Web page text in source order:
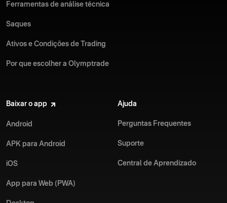
Ferramentas de análise técnica
Saques
Ativos e Condições de Trading
Por que escolher a Olymptrade
Baixar o app
Android
APK para Android
iOS
App para Web (PWA)
Ajuda
Perguntas Frequentes
Suporte
Central de Aprendizado